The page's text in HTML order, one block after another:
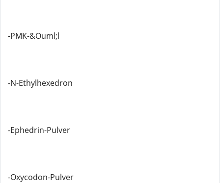
-PMK-&Ouml;l
-N-Ethylhexedron
-Ephedrin-Pulver
-Oxycodon-Pulver